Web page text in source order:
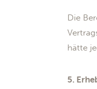
Die
hätte
5.